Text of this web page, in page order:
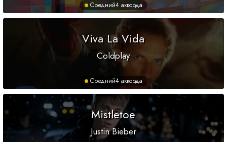
Средний4 аккорда
Viva La Vida
Coldplay
Средний4 аккорда
Mistletoe
Justin Bieber